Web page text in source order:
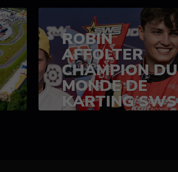
ROBIN
AFFOLTER
CHAMPION DU
MONDE DE
KARTING SWS